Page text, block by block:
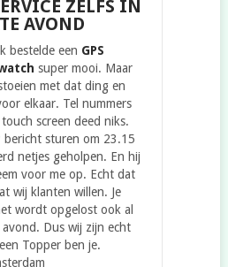
ZELFS IN
AVOND
bestelde een GPS
super mooi. Maar
met dat ding en
elkaar. Tel nummers
screen deed niks.
bericht sturen om 23.15
netjes geholpen. En hij
voor me op. Echt dat
wij klanten willen. Je
wordt opgelost ook al
Dus wij zijn echt
Topper ben je.